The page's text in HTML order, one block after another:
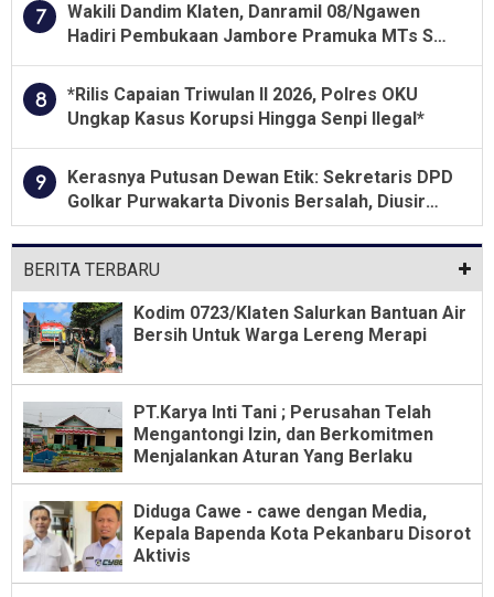
7
Wakili Dandim Klaten, Danramil 08/Ngawen
Hadiri Pembukaan Jambore Pramuka MTs Se-
Jawa Tengah 2026
8
*Rilis Capaian Triwulan II 2026, Polres OKU
Ungkap Kasus Korupsi Hingga Senpi Ilegal*
9
Kerasnya Putusan Dewan Etik: Sekretaris DPD
Golkar Purwakarta Divonis Bersalah, Diusir
Dari Jabatan Selama Empat Tahun
BERITA TERBARU
Kodim 0723/Klaten Salurkan Bantuan Air
Bersih Untuk Warga Lereng Merapi
PT.Karya Inti Tani ; Perusahan Telah
Mengantongi Izin, dan Berkomitmen
Menjalankan Aturan Yang Berlaku
Diduga Cawe - cawe dengan Media,
Kepala Bapenda Kota Pekanbaru Disorot
Aktivis